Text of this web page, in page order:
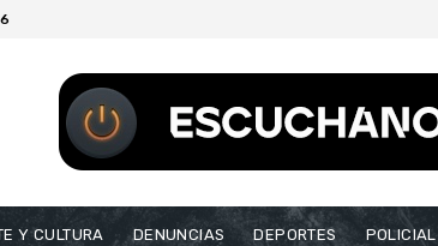
Y CULTURA DENUNCIAS DEPORTES POLICIAL